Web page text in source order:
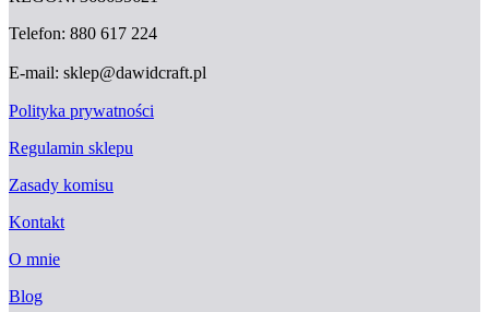
Telefon: 880 617 224
E-mail: sklep@dawidcraft.pl
Polityka prywatności
Regulamin sklepu
Zasady komisu
Kontakt
O mnie
Blog